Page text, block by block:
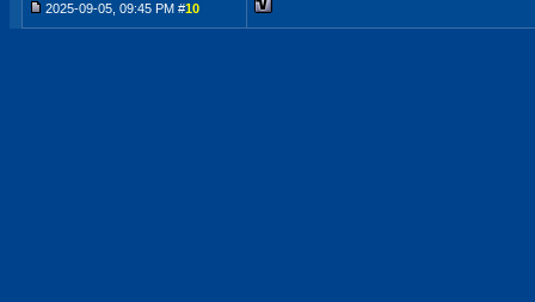
2025-09-05, 09:45 PM #10